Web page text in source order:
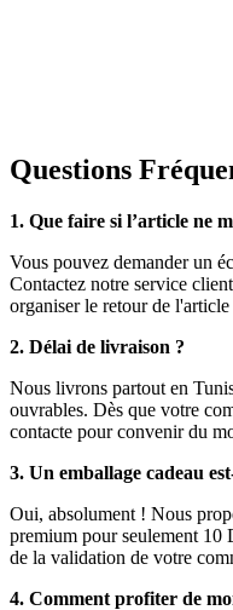
Questions
1. Que faire si l’article ne
Vous pouvez demander un
Contactez notre service
organiser le retour de
2. Délai de livraison ?
Nous livrons partout en
ouvrables. Dès que votre
contacte pour convenir du
3. Un emballage cadeau
Oui, absolument ! Nous
premium pour seulement
de la validation de votre
4. Comment profiter de